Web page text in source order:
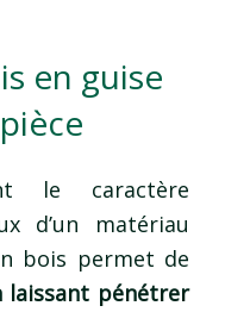
en guise
le caractère
d’un matériau
bois permet de
laissant pénétrer